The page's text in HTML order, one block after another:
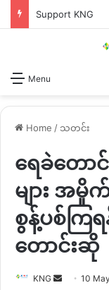
Support KNG
Menu
Home / သတင်း
ရေခဲတေ
များ အမှို
စွန့်ပစ်ကြ
တောင်းဆို
KNG
Send10